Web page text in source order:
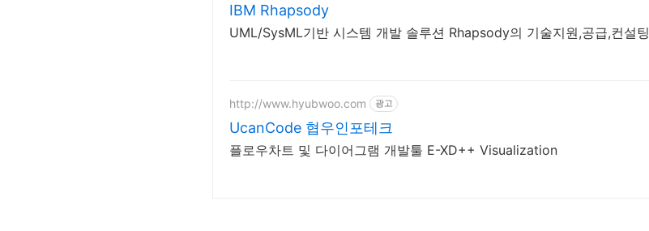
IBM Rhapsody
UML/SysML기반 시스템 개발 솔루션 Rhapsody의 기술지원,공급,컨설팅
http://www.hyubwoo.com 광고
UcanCode 협우인포테크
플로우차트 및 다이어그램 개발툴 E-XD++ Visualization